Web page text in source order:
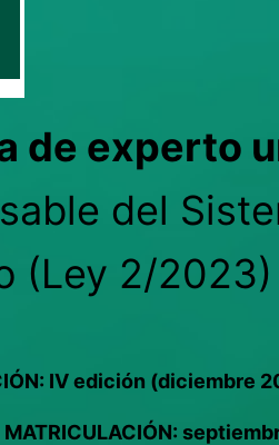
de experto
del
(Ley 2/2023)
IV edición (diciembre
MATRICULACIÓN: